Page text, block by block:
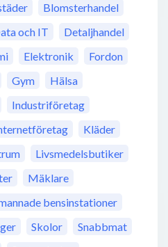
Blomsterhandel
och IT
Detaljhandel
Elektronik
Fordon
Gym
Hälsa
Industriföretag
Kläder
Livsmedelsbutiker
Mäklare
bensinstationer
Skolor
Snabbmat